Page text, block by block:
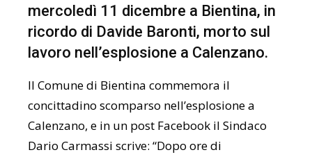
mercoledì 11 dicembre a Bientina, in
ricordo di Davide Baronti, morto sul
lavoro nell’esplosione a Calenzano.
Il Comune di Bientina commemora il
concittadino scomparso nell’esplosione a
Calenzano, e in un post Facebook il Sindaco
Dario Carmassi scrive: “Dopo ore di